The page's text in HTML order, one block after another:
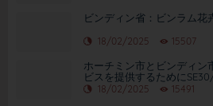
ビンディン省：ビンラム花
18/02/2025 15507
ホーチミン市とビンディン
ビスを提供するために
18/02/2025 15491